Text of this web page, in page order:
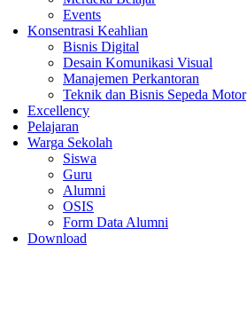
Events
Konsentrasi Keahlian
Bisnis Digital
Desain Komunikasi Visual
Manajemen Perkantoran
Teknik dan Bisnis Sepeda Motor
Excellency
Pelajaran
Warga Sekolah
Siswa
Guru
Alumni
OSIS
Form Data Alumni
Download